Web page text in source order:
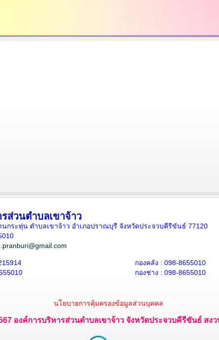
ส่วนตำบลเขาจ้าว
กระทุ่น ตำบลเขาจ้าว อำเภอปราณบุรี จังหวัดประจวบคีรีขันธ์ 77120
กองคลัง : 098-8655010
กองช่าง : 098-8655010
นโยบายการคุ้มครองข้อมูลส่วนบุคคล
องค์การบริหารส่วนตำบลเขาจ้าว จังหวัดประจวบคีรีขันธ์ สง